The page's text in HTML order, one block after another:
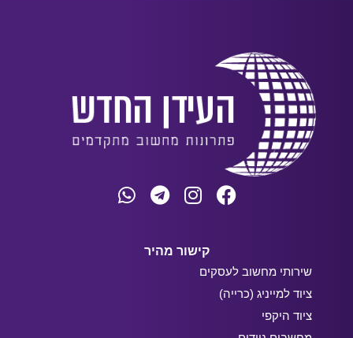
קישור מהיר
שירותי מחשוב לעסקים
ציוד למייניג (כרייה)
ציוד היקפי